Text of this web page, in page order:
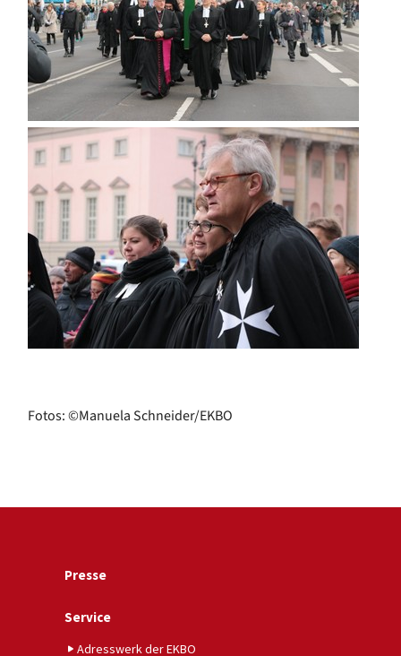
Fotos: ©Manuela Schneider/EKBO
Presse
Service
Adresswerk der EKBO